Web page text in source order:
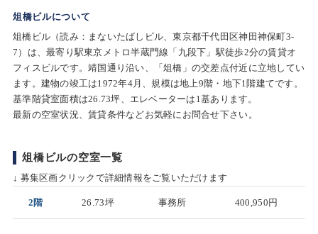
俎橋ビルについて
俎橋ビル（読み：まないたばしビル、東京都千代田区神田神保町3-
7）は、最寄り駅東京メトロ半蔵門線「九段下」駅徒歩2分の賃貸オ
フィスビルです。靖国通り沿い、「俎橋」の交差点付近に立地してい
ます。建物の竣工は1972年4月、規模は地上9階・地下1階建てです。
基準階貸室面積は26.73坪、エレベーターは1基あります。
最新の空室状況、賃貸条件などお気軽にお問合せ下さい。
俎橋ビルの空室一覧
↓ 募集区画クリックで詳細情報をご覧いただけます
2階 26.73坪 事務所 400,950円